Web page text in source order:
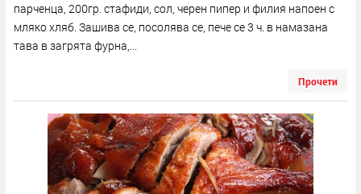
парченца, 200гр. стафиди, сол, черен пипер и филия напоен с
мляко хляб. Зашива се, посолява се, пече се 3 ч. в намазана
тава в загрята фурна,...
Прочети